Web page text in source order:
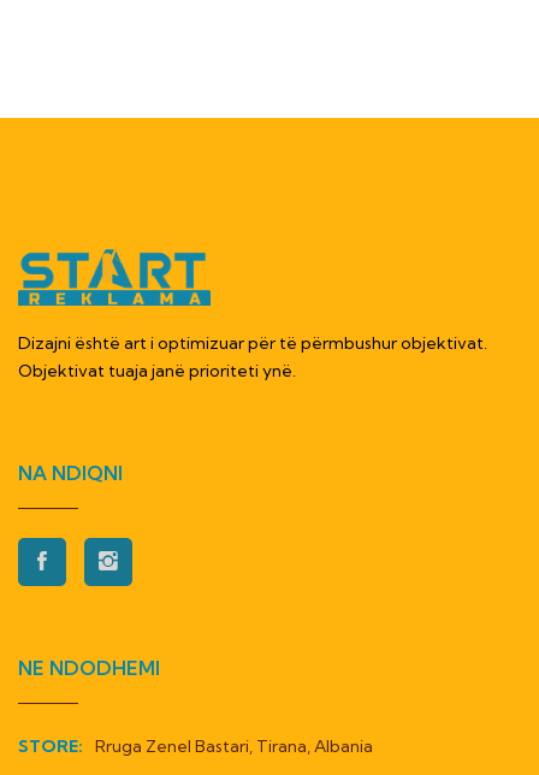
Dizajni është art i optimizuar për të përmbushur objektivat.
Objektivat tuaja janë prioriteti ynë.
NA NDIQNI
NE NDODHEMI
STORE: Rruga Zenel Bastari, Tirana, Albania